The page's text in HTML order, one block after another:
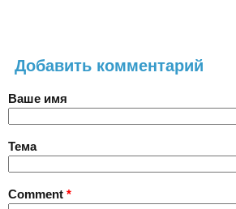
Добавить комментарий
Ваше имя
Тема
Comment *